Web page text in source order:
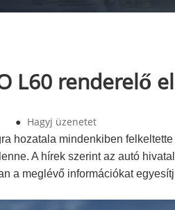
L60 renderelő
● Hagyj üzenetet
hozatala mindenkiben
A hírek szerint az autó
a meglévő információkat